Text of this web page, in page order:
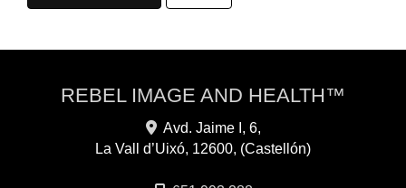
REBEL IMAGE AND HEALTH™
Avd. Jaime I, 6,
La Vall d’Uixó, 12600, (Castellón)